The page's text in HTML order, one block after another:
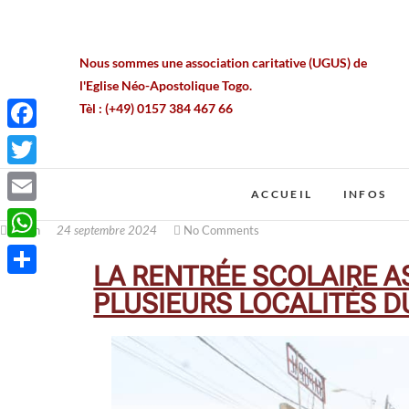
l'Eglise Néo-Apostolique Togo.
Tèl : (+49) 0157 384 467 66
Mail : contact@ungesteunsourire.com
ACCUEIL INFOS
ruben 24 septembre 2024 No Comments
LA RENTRÉE SCOLAIRE
PLUSIEURS LOCALITÉS
F
a
c
e
b
T
w
i
E
m
a
W